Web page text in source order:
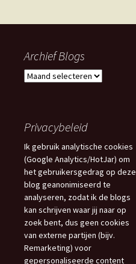
Archief Blogs
Archief
Privacybeleid
Ik gebruik analytische cookies
(Google Analytics/HotJar) om
het gebruikersgedrag op deze
blog geanonimiseerd te
analyseren, zodat ik de blogs
kan schrijven waar jij naar op
zoek bent, dus geen cookies
van externe partijen (bijv.
Remarketing) voor
gepersonaliseerde content